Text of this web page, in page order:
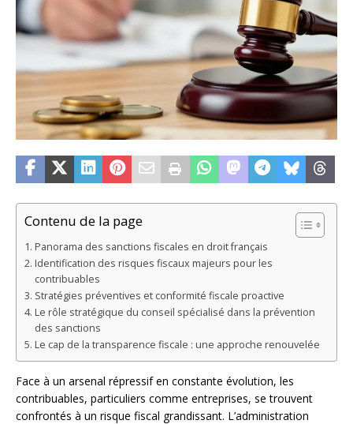
Contenu de la page
Panorama des sanctions fiscales en droit français
Identification des risques fiscaux majeurs pour les
contribuables
Stratégies préventives et conformité fiscale proactive
Le rôle stratégique du conseil spécialisé dans la prévention
des sanctions
Le cap de la transparence fiscale : une approche renouvelée
Face à un arsenal répressif en constante évolution, les
contribuables, particuliers comme entreprises, se trouvent
confrontés à un risque fiscal grandissant. L’administration